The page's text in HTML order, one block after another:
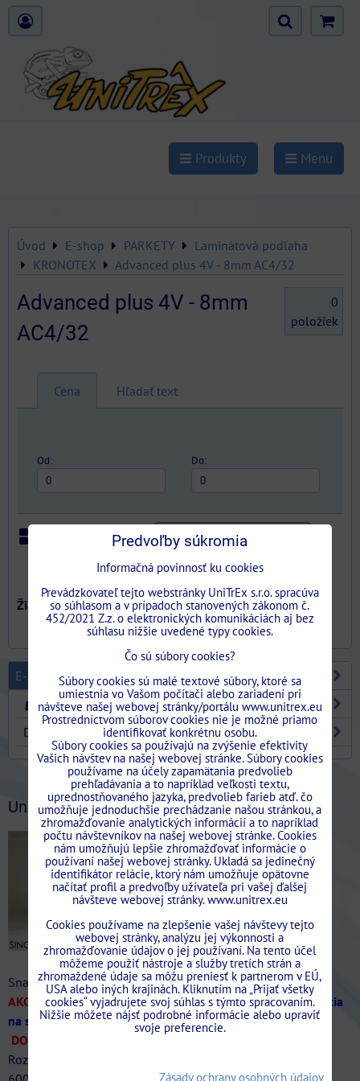
Produkty Menu
Úvod E-shop PARKETY
Laminátová podlaha
KRONOTEX
Advanced plus 4V - 8mm AC4/32
Advanced plus 4V - 8mm
AC4/32
0
položiek
Cena Hľadať text
Od: Do:
ZoznamTabuľka Iba skladom
E-SHOP
STAVEBNÉ PUZDRA
DVERE
Stavebne.Puzdra.Unitrex/?ref=bookmarks
UniTrEx News
Snažíme sa dodržať najlepšie ceny na Slovensku!
AKCIA SINGOLO Murivo/SDK len do 31/07/2026-20%(Akcia
na stavebne puzdra SINGOLO až do vypredania zásob)
DOPRAVA ZDARMA.
Rozmery štandardná šírka
Predvoľby súkromia
Informačná povinnosť ku cookies
Prevádzkovateľ tejto webstránky UniTrEx s.r.o. spracúva
so súhlasom a v prípadoch stanovených zákonom č.
452/2021 Z.z. o elektronických komunikáciách aj bez
súhlasu nižšie uvedené typy cookies.
Čo sú súbory cookies?
Súbory cookies sú malé textové súbory, ktoré sa
umiestnia vo Vašom počítači alebo zariadení pri
návšteve našej webovej stránky/portálu www.unitrex.eu
Prostredníctvom súborov cookies nie je možné priamo
identifikovať konkrétnu osobu.
Súbory cookies sa používajú na zvýšenie efektivity
Vašich návštev na našej webovej stránke. Súbory cookies
používame na účely zapamätania predvolieb
prehľadávania a to napríklad veľkosti textu,
uprednostňovaného jazyka, predvolieb farieb atď. čo
umožňuje jednoduchšie prechádzanie našou stránkou, a
zhromažďovanie analytických informácií a to napríklad
počtu návštevníkov na našej webovej stránke. Cookies
nám umožňujú lepšie zhromažďovať informácie o
používaní našej webovej stránky. Ukladá sa jedinečný
identifikátor relácie, ktorý nám umožňuje opätovne
načítať profil a predvoľby užívateľa pri vašej ďalšej
návšteve webovej stránky. www.unitrex.eu
Cookies používame na zlepšenie vašej návštevy tejto
webovej stránky, analýzu jej výkonnosti a
zhromažďovanie údajov o jej používaní. Na tento účel
môžeme použiť nástroje a služby tretích strán a
zhromaždené údaje sa môžu preniesť k partnerom v EÚ,
USA alebo iných krajinách. Kliknutím na „Prijať všetky
cookies“ vyjadrujete svoj súhlas s týmto spracovaním.
Nižšie môžete nájsť podrobné informácie alebo upraviť
svoje preferencie.
Zásady ochrany osobných údajov